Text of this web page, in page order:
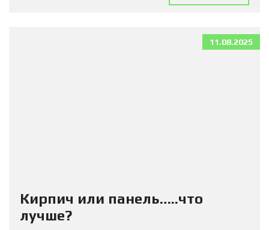
11.08.2025
Кирпич или панель…..что
лучше?